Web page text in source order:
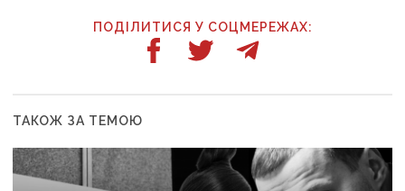
ПОДІЛИТИСЯ У СОЦМЕРЕЖАХ:
ТАКОЖ ЗА ТЕМОЮ